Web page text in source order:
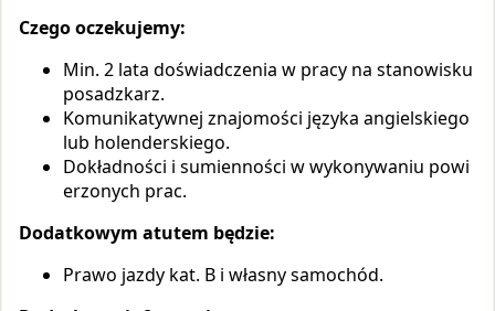
Czego oczekujemy:
Min. 2 lata doświadczenia w pracy na stanowisku
posadzkarz.
Komunikatywnej znajomości języka angielskiego
lub holenderskiego.
Dokładności i sumienności w wykonywaniu powi
erzonych prac.
Dodatkowym atutem będzie:
Prawo jazdy kat. B i własny samochód.